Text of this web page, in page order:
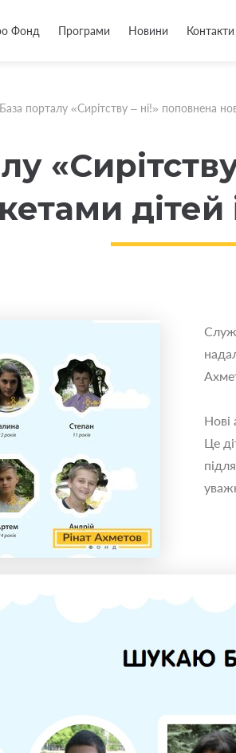
Фонд Програми Новини Контакти
База порталу «Сирітству – ні!» поповнена
дітей
Нові
Це